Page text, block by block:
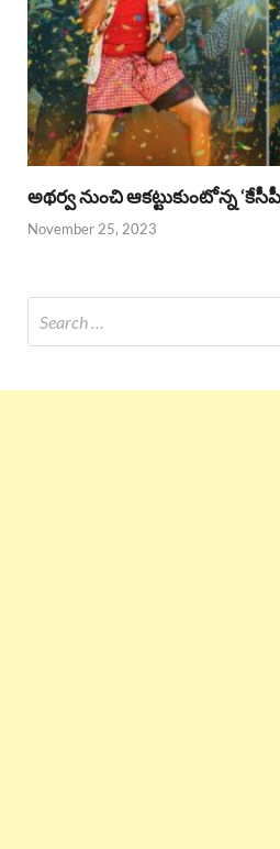
అథర్వ నుంచి ఆకట్టుకుంటోన్న
November 25, 2023